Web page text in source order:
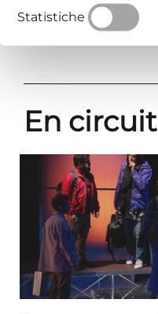
Statistiche
En circuit